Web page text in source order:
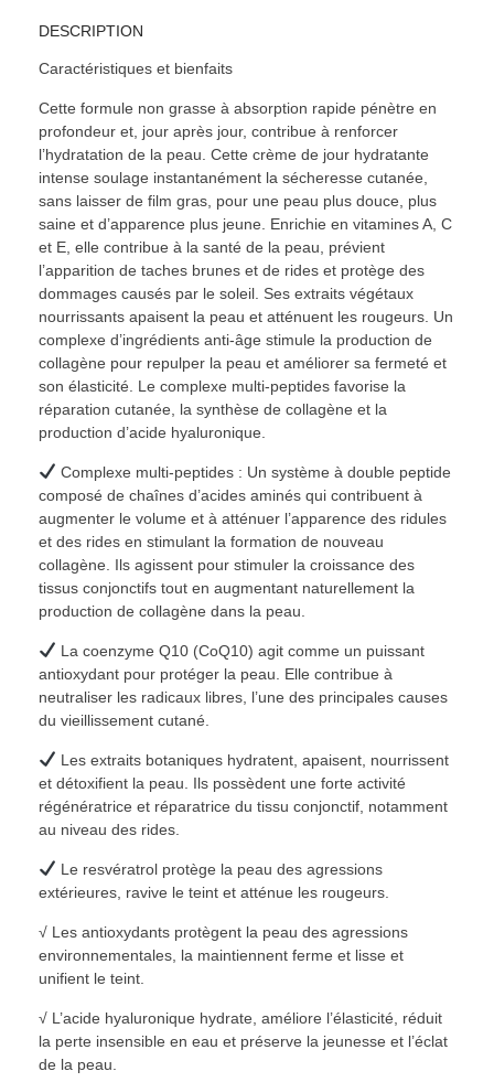
DESCRIPTION
Caractéristiques et bienfaits
Cette formule non grasse à absorption rapide pénètre en
profondeur et, jour après jour, contribue à renforcer
l’hydratation de la peau. Cette crème de jour hydratante
intense soulage instantanément la sécheresse cutanée,
sans laisser de film gras, pour une peau plus douce, plus
saine et d’apparence plus jeune. Enrichie en vitamines A, C
et E, elle contribue à la santé de la peau, prévient
l’apparition de taches brunes et de rides et protège des
dommages causés par le soleil. Ses extraits végétaux
nourrissants apaisent la peau et atténuent les rougeurs. Un
complexe d’ingrédients anti-âge stimule la production de
collagène pour repulper la peau et améliorer sa fermeté et
son élasticité. Le complexe multi-peptides favorise la
réparation cutanée, la synthèse de collagène et la
production d’acide hyaluronique.
Complexe multi-peptides : Un système à double peptide
composé de chaînes d’acides aminés qui contribuent à
augmenter le volume et à atténuer l’apparence des ridules
et des rides en stimulant la formation de nouveau
collagène. Ils agissent pour stimuler la croissance des
tissus conjonctifs tout en augmentant naturellement la
production de collagène dans la peau.
La coenzyme Q10 (CoQ10) agit comme un puissant
antioxydant pour protéger la peau. Elle contribue à
neutraliser les radicaux libres, l’une des principales causes
du vieillissement cutané.
Les extraits botaniques hydratent, apaisent, nourrissent
et détoxifient la peau. Ils possèdent une forte activité
régénératrice et réparatrice du tissu conjonctif, notamment
au niveau des rides.
Le resvératrol protège la peau des agressions
extérieures, ravive le teint et atténue les rougeurs.
√ Les antioxydants protègent la peau des agressions
environnementales, la maintiennent ferme et lisse et
unifient le teint.
√ L’acide hyaluronique hydrate, améliore l’élasticité, réduit
la perte insensible en eau et préserve la jeunesse et l’éclat
de la peau.